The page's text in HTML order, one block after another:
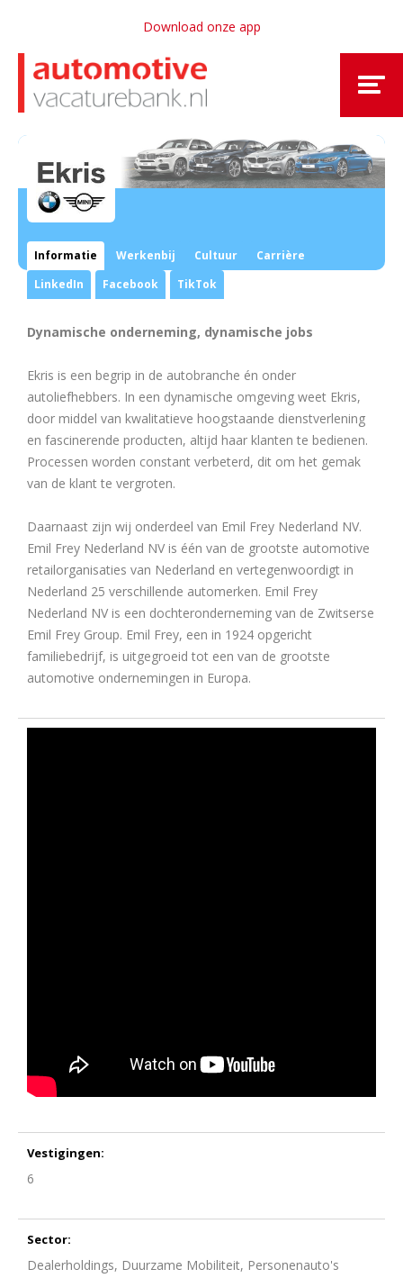
Download onze app
Informatie Werkenbij Cultuur
Carrière
LinkedIn
Facebook TikTok
Dynamische onderneming, dynamische jobs
Ekris is een begrip in de autobranche én onder
autoliefhebbers. In een dynamische omgeving weet Ekris,
door middel van kwalitatieve hoogstaande dienstverlening
en fascinerende producten, altijd haar klanten te bedienen.
Processen worden constant verbeterd, dit om het gemak
van de klant te vergroten.
Daarnaast zijn wij onderdeel van Emil Frey Nederland NV.
Emil Frey Nederland NV is één van de grootste automotive
retailorganisaties van Nederland en vertegenwoordigt in
Nederland 25 verschillende automerken. Emil Frey
Nederland NV is een dochteronderneming van de Zwitserse
Emil Frey Group. Emil Frey, een in 1924 opgericht
familiebedrijf, is uitgegroeid tot een van de grootste
automotive ondernemingen in Europa.
Vestigingen:
6
Sector:
Dealerholdings, Duurzame Mobiliteit, Personenauto's